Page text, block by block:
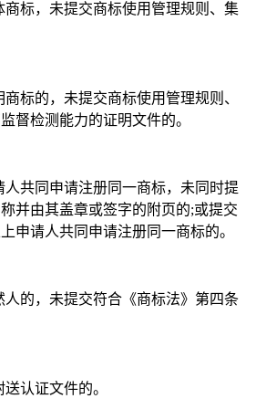
标，未提交商标使用管理规则、集
标的，未提交商标使用管理规则、
督检测能力的证明文件的。
共同申请注册同一商标，未同时提
并由其盖章或签字的附页的;或提交
申请人共同申请注册同一商标的。
的，未提交符合《商标法》第四条
认证文件的。